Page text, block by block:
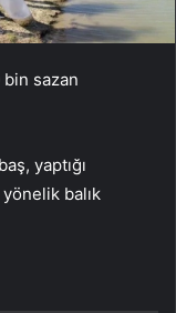
bin sazan
yaptığı
yönelik balık